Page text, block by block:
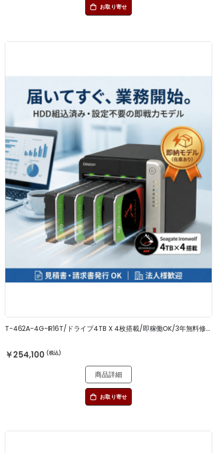
お取り寄せ
T-462A-4G-IR16T/ドライブ4TB X 4枚搭載/即稼働OK/3年無料修理保証
￥254,100
商品詳細
お取り寄せ